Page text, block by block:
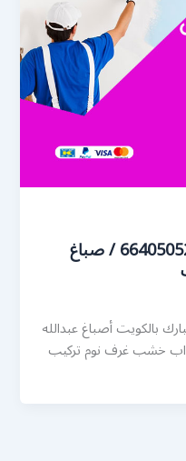
فني صباغ عبدالله مبارك / 66405052 / صباغ
بالكويت أصباغ عبدالله
خشب غرف نوم تركيب